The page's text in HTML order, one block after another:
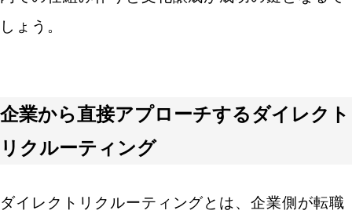
しょう。
企業から直接アプローチするダイレクト
リクルーティング
ダイレクトリクルーティングとは、企業側が転職